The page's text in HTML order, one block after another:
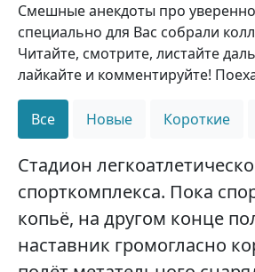
Смешные анекдоты про
специально для Вас собрали
Читайте, смотрите, листайте
лайкайте и комментируйте!
Все Новые Короткие
Стадион
спорткомплекса. Пока
копьё, на другом конце
наставник громогласно